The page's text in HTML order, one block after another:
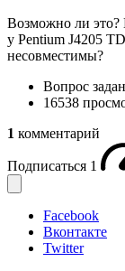
Возможно ли это?
у Pentium J4205
несовместимы?
Вопрос задан
16538
1 комментарий
Подписаться 1
Facebook
Вконтакте
Twitter